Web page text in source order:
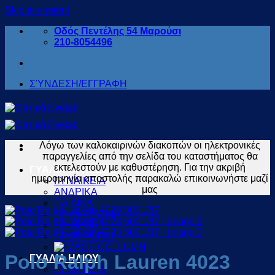
Skip to content
Οδός Πεντέλης 54 Μαρούσι
210-8054496
ΣΎΝΔΕΣΗ/ΕΓΓΡΑΦΗ
ΓΥΑΛΙΑ ΟΡΑΣΕΩΣ
ΓΥΝΑΙΚΕΙΑ
ΑΝΔΡΙΚΑ
ΠΑΙΔΙΚΑ
ΓΙΑ ΔΙΑΒΑΣΜΑ
ΓΙΑ SPORT
ΠΡΟΣΦΟΡΕΣ
ΓΥΑΛΙΑ ΗΛΙΟΥ
ΓΥΝΑΙΚΕΙΑ
Λόγω των καλοκαιρινών διακοπών οι ηλεκτρονικές
παραγγελίες από την σελίδα του καταστήματος θα
εκτελεστούν με καθυστέρηση. Για την ακριβή
ημερομηνία αποστολής παρακαλώ επικοινωνήστε μαζί
μας
Polo Ralph Lauren 4023